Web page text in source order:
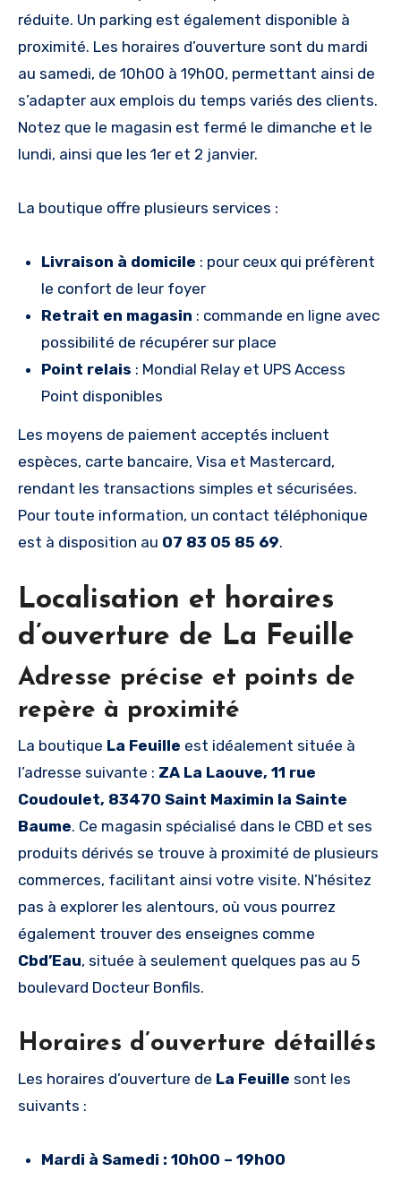
réduite. Un parking est également disponible à
proximité. Les horaires d’ouverture sont du mardi
au samedi, de 10h00 à 19h00, permettant ainsi de
s’adapter aux emplois du temps variés des clients.
Notez que le magasin est fermé le dimanche et le
lundi, ainsi que les 1er et 2 janvier.
La boutique offre plusieurs services :
Livraison à domicile : pour ceux qui préfèrent
le confort de leur foyer
Retrait en magasin : commande en ligne avec
possibilité de récupérer sur place
Point relais : Mondial Relay et UPS Access
Point disponibles
Les moyens de paiement acceptés incluent
espèces, carte bancaire, Visa et Mastercard,
rendant les transactions simples et sécurisées.
Pour toute information, un contact téléphonique
est à disposition au 07 83 05 85 69.
Localisation et horaires
d’ouverture de La Feuille
Adresse précise et points de
repère à proximité
La boutique La Feuille est idéalement située à
l’adresse suivante : ZA La Laouve, 11 rue
Coudoulet, 83470 Saint Maximin la Sainte
Baume. Ce magasin spécialisé dans le CBD et ses
produits dérivés se trouve à proximité de plusieurs
commerces, facilitant ainsi votre visite. N’hésitez
pas à explorer les alentours, où vous pourrez
également trouver des enseignes comme
Cbd’Eau, située à seulement quelques pas au 5
boulevard Docteur Bonfils.
Horaires d’ouverture détaillés
Les horaires d’ouverture de La Feuille sont les
suivants :
Mardi à Samedi : 10h00 – 19h00